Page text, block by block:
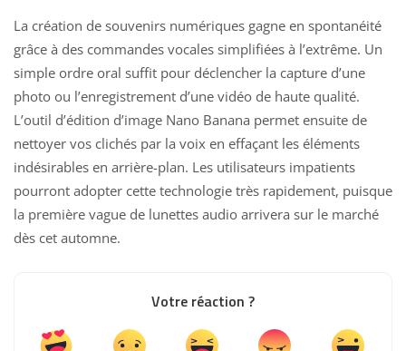
La création de souvenirs numériques gagne en spontanéité
grâce à des commandes vocales simplifiées à l’extrême. Un
simple ordre oral suffit pour déclencher la capture d’une
photo ou l’enregistrement d’une vidéo de haute qualité.
L’outil d’édition d’image Nano Banana permet ensuite de
nettoyer vos clichés par la voix en effaçant les éléments
indésirables en arrière-plan. Les utilisateurs impatients
pourront adopter cette technologie très rapidement, puisque
la première vague de lunettes audio arrivera sur le marché
dès cet automne.
Votre réaction ?